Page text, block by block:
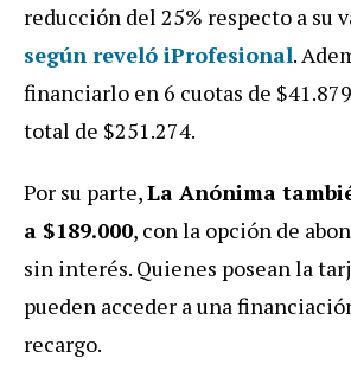
reducción del 25% respecto a su
según reveló iProfesional.
financiarlo en 6 cuotas de
total de $251.274.
Por su parte,La Anónima
a $189.000, con la opción de
sin interés. Quienes posean la
pueden acceder a una
recargo.